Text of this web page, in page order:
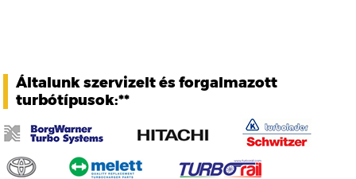
Általunk szervizelt és forgalmazott
turbótípusok:**